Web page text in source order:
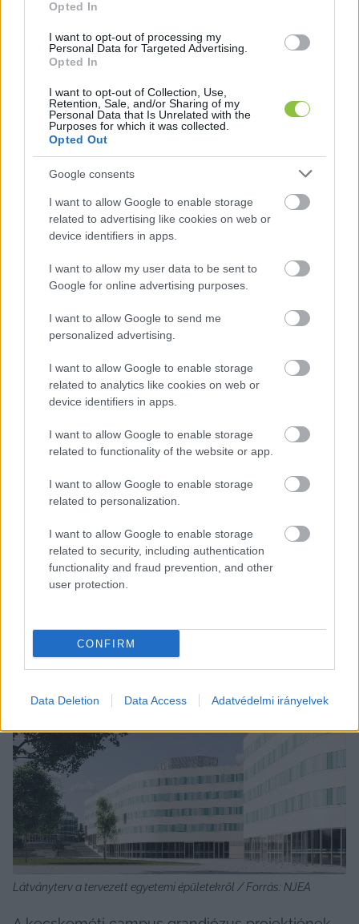
Opted In
I want to opt-out of processing my
Personal Data for Targeted Advertising.
Opted In
I want to opt-out of Collection, Use,
Retention, Sale, and/or Sharing of my
Personal Data that Is Unrelated with the
Purposes for which it was collected.
Opted Out
Google consents
I want to allow Google to enable storage
related to advertising like cookies on web or
device identifiers in apps.
I want to allow my user data to be sent to
Google for online advertising purposes.
I want to allow Google to send me
personalized advertising.
I want to allow Google to enable storage
related to analytics like cookies on web or
device identifiers in apps.
I want to allow Google to enable storage
related to functionality of the website or app.
I want to allow Google to enable storage
related to personalization.
I want to allow Google to enable storage
related to security, including authentication
functionality and fraud prevention, and other
user protection.
CONFIRM
Data Deletion Data Access Adatvédelmi irányelvek
elvben már tavaly át kellett volna adni. (Az
Matolcsy György vezette MNB által létrehozott
Pallas Athéné Domus Meriti Alapítvány vagyonát
kezelje, ám ehelyett az ÁSZ, az MNB-
birodalomhoz kapcsolódó jelentése szerint
jelentős vagyonvesztés történt.)
De térjünk vissza a kecskeméti vonatkozásra,
történt ugyanis, hogy az állam összesen több
mint 144 milliárd forintot juttatott a kecskeméti
fejlesztésekre, köztük a tudásváros és a campus
kettő projektre, amelyre önmagában 44 milliárd
forintot biztosított. A jegybanki alapítvánnyal
személyi összefonódásban álló kecskeméti
alapítvány azonban ebből 127,5 milliárd forintot
tízéves, 2031-es lejáratú kötvény formájában
kölcsönadott az Optimának. Az Optima ezt a
pénzt egy bonyolult konstrukción keresztül
különféle részvényekbe, például a varsói
tőzsdén jegyzett, kereskedelmi ingatlanokat
fejlesztő GTC papírjaiba fektette, amelyek
árfolyama az elmúlt négy évben a felére esett.
Majd ezt követően, 2025-ben az Optima átadta a
Neumann János Egyetemért Alapítványnak a
kamatok nélküli 127,5 milliárd forintos tartozását.
Látványterv a tervezett egyetemi épületekről / Forrás: NJEA